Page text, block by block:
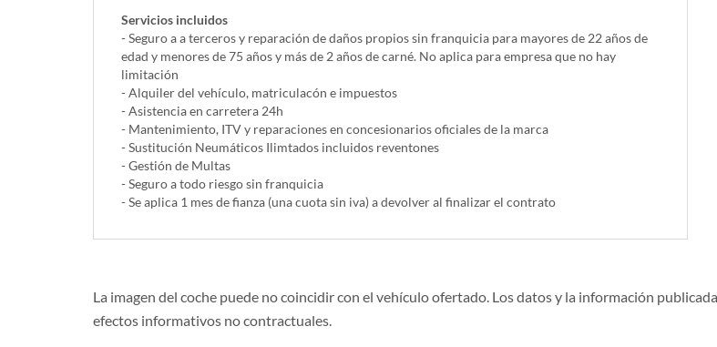
Servicios incluidos
- Seguro a a terceros y reparación de daños propios sin franquicia para mayores de 22 años de
edad y menores de 75 años y más de 2 años de carné. No aplica para empresa que no hay
limitación
- Alquiler del vehí­culo, matriculacón e impuestos
- Asistencia en carretera 24h
- Mantenimiento, ITV y reparaciones en concesionarios oficiales de la marca
- Sustitución Neumáticos Ilimtados incluidos reventones
- Gestión de Multas
- Seguro a todo riesgo sin franquicia
- Se aplica 1 mes de fianza (una cuota sin iva) a devolver al finalizar el contrato
La imagen del coche puede no coincidir con el vehículo ofertado. Los datos y la información
efectos informativos no contractuales.